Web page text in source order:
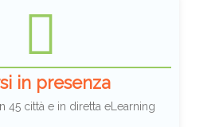
in presenza
45 città e in diretta eLearning